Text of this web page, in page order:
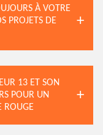
À VOTRE
PROJETS DE
13 ET SON
POUR UN
ROUGE